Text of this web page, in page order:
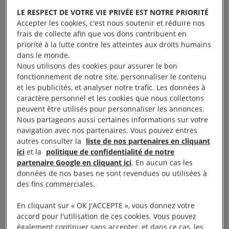
et aussi pour avoir tenté de savoir ce qu’il était arrivé
à leurs proches victimes d’une disparition forcée ou
d’un enlèvement. Elles se sont dites préoccupées
par leur sous-représentation dans les processus
décisionnels concernant l’avenir de la Syrie.
LE RESPECT DE VOTRE VIE PRIVÉE EST NOTRE PRIORITÉ
Accepter les cookies, c'est nous soutenir et réduire nos
frais de collecte afin que vos dons contribuent en
priorité à la lutte contre les atteintes aux droits humains
dans le monde.
Nous utilisons des cookies pour assurer le bon
fonctionnement de notre site, personnaliser le contenu
et les publicités, et analyser notre trafic. Les données à
caractère personnel et les cookies que nous collectons
peuvent être utilisés pour personnaliser les annonces.
Nous partageons aussi certaines informations sur votre
navigation avec nos partenaires. Vous pouvez entres
autres consulter la liste de nos partenaires en cliquant
ici et la politique de confidentialité de notre
partenaire Google en cliquant ici. En aucun cas les
données de nos bases ne sont revendues ou utilisées à
des fins commerciales.
En cliquant sur « OK J'ACCEPTE », vous donnez votre
accord pour l'utilisation de ces cookies. Vous pouvez
également continuer sans accepter, et dans ce cas, les